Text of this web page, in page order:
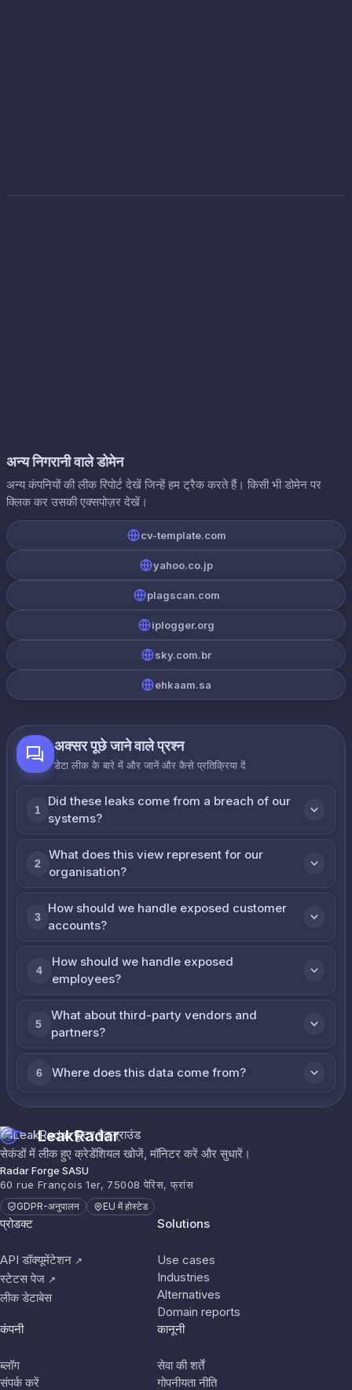
अन्य निगरानी वाले डोमेन
अन्य कंपनियों की लीक रिपोर्ट देखें जिन्हें हम ट्रैक करते हैं। किसी भी डोमेन पर
क्लिक कर उसकी एक्सपोज़र देखें।
cv-template.com
yahoo.co.jp
plagscan.com
iplogger.org
sky.com.br
ehkaam.sa
अक्सर पूछे जाने वाले प्रश्न
डेटा लीक के बारे में और जानें और कैसे प्रतिक्रिया दें
1
Did these leaks come from a breach of our
systems?
2
What does this view represent for our
organisation?
3
How should we handle exposed customer
accounts?
4
How should we handle exposed
employees?
5
What about third-party vendors and
partners?
6 Where does this data come from?
LeakRadar
सेकंडों में लीक हुए क्रेडेंशियल खोजें, मॉनिटर करें और सुधारें।
Radar Forge SASU
60 rue François 1er, 75008 पेरिस, फ्रांस
GDPR-अनुपालन EU में होस्टेड
प्रोडक्ट
API डॉक्यूमेंटेशन ↗
स्टेटस पेज ↗
लीक डेटाबेस
Solutions
Use cases
Industries
Alternatives
Domain reports
कंपनी
ब्लॉग
संपर्क करें
कानूनी
सेवा की शर्तें
गोपनीयता नीति